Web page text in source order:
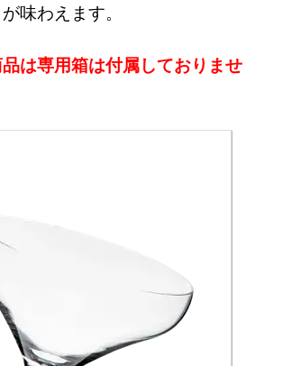
味わえます。
は専用箱は付属しておりませ